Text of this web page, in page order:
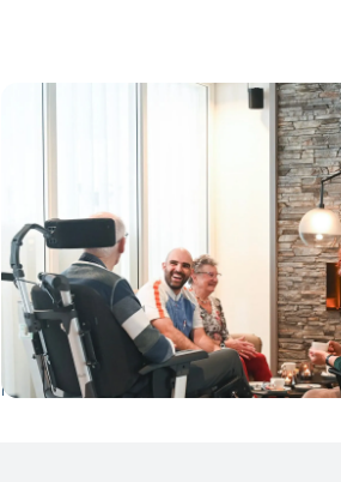
Flexgoed als
Net als voor voortslepende uitdagingen,
gebouw dat naast bewonerskamers
eenpersoonskamer en delen met z’n
ontspanning in de zogenaamde
rust komen. Gezien de dementie waar ze